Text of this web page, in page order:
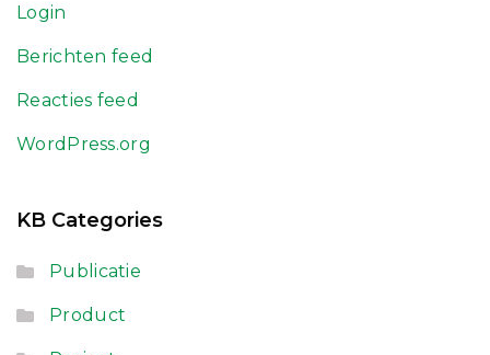
Login
Berichten feed
Reacties feed
WordPress.org
KB Categories
Publicatie
Product